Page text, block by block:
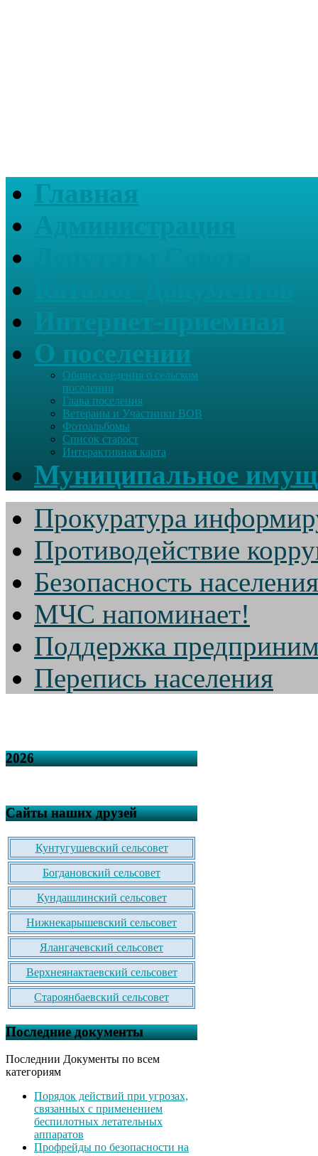
Главная
О поселении
Общие сведения о сельском
поселении
Глава поселения
Ветераны и Участники ВОВ
Фотоальбомы
Список старост
Интерактивная карта
Муниципальное
Прокуратура
Противодействие
Безопасность населения
МЧС напоминает!
Поддержка
Перепись населения
2026
Сайты наших друзей
Кунтугушевский сельсовет
Богдановский сельсовет
Кундашлинский сельсовет
Нижнекарышевский сельсовет
Ялангачевский сельсовет
Верхнеянактаевский сельсовет
Староянбаевский сельсовет
Последние документы
Последнии Документы по всем
категориям
Порядок действий при угрозах,
связанных с применением
беспилотных летательных
аппаратов
Профрейды по безопасности на